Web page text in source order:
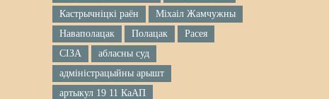
Кастрычніцкі раён
Міхаіл Жамчужны
Наваполацак
Полацак
Расея
СІЗА
абласны суд
адміністрацыйны арышт
артыкул 19 11 КаАП